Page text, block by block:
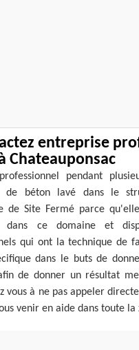
entreprise
Chateauponsac
pendant
de béton lavé dans le
de Site Fermé parce
dans ce domaine et
qui ont la technique de
dans le buts de
de donner un résultat
vous à ne pas appeler
venir en aide dans toute la